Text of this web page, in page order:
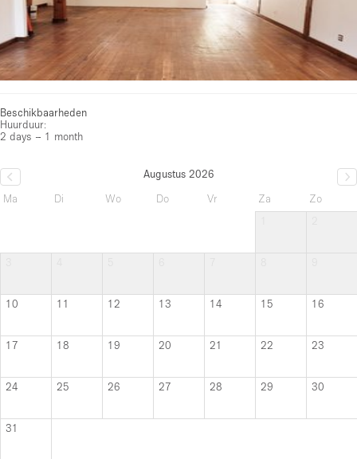
Beschikbaarheden
Huurduur:
2 days – 1 month
Augustus 2026
Ma
Di Wo Do Vr Za
Zo
10 11 12 13 14 15 16
17 18 19 20 21 22 23
24 25 26 27 28 29 30
31